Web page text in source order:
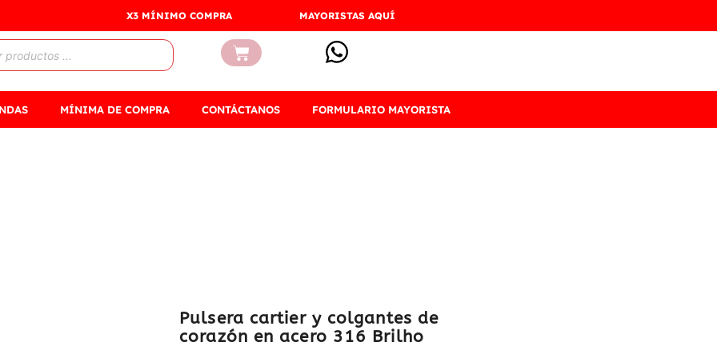
X3 MÍNIMO COMPRA MAYORISTAS AQUÍ
Carrito
MÍNIMA DE COMPRA CONTÁCTANOS FORMULARIO MAYORISTA
Pulsera cartier y colgantes de
corazón en acero 316 Brilho